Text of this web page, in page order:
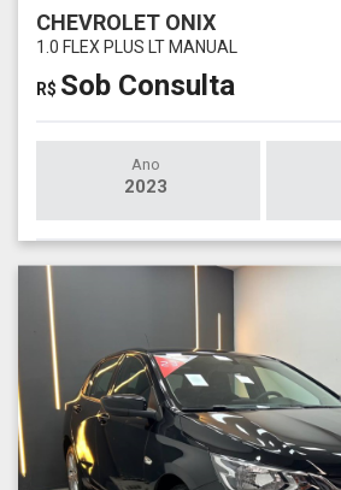
CHEVROLET ONIX
1.0 FLEX PLUS LT MANUAL
R$ Sob Consulta
Ano
2023